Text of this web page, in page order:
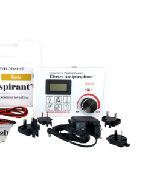
των ποδιών και των
βασική συσκευασία).
και η υπερβολική εφίδρωση
για μεγάλο χρονικό
του μετώπου, της
του στήθουςκαι άλλων